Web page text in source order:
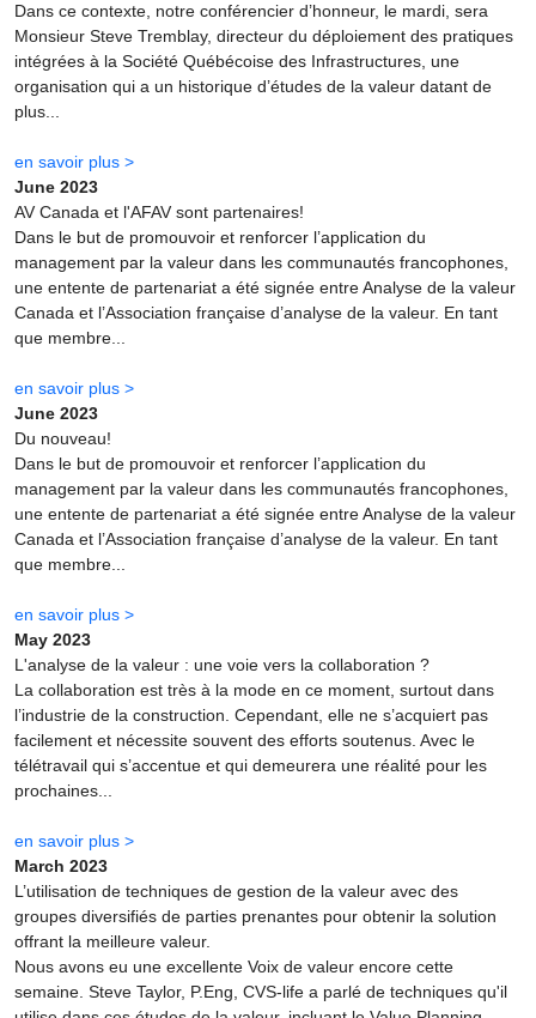
Dans ce contexte, notre conférencier d’honneur, le mardi, sera
Monsieur Steve Tremblay, directeur du déploiement des pratiques
intégrées à la Société Québécoise des Infrastructures, une
organisation qui a un historique d’études de la valeur datant de
plus...
en savoir plus >
June 2023
AV Canada et l'AFAV sont partenaires!
Dans le but de promouvoir et renforcer l’application du
management par la valeur dans les communautés francophones,
une entente de partenariat a été signée entre Analyse de la valeur
Canada et l’Association française d’analyse de la valeur. En tant
que membre...
en savoir plus >
June 2023
Du nouveau!
Dans le but de promouvoir et renforcer l’application du
management par la valeur dans les communautés francophones,
une entente de partenariat a été signée entre Analyse de la valeur
Canada et l’Association française d’analyse de la valeur. En tant
que membre...
en savoir plus >
May 2023
L'analyse de la valeur : une voie vers la collaboration ?
La collaboration est très à la mode en ce moment, surtout dans
l’industrie de la construction. Cependant, elle ne s’acquiert pas
facilement et nécessite souvent des efforts soutenus. Avec le
télétravail qui s’accentue et qui demeurera une réalité pour les
prochaines...
en savoir plus >
March 2023
L’utilisation de techniques de gestion de la valeur avec des
groupes diversifiés de parties prenantes pour obtenir la solution
offrant la meilleure valeur.
Nous avons eu une excellente Voix de valeur encore cette
semaine. Steve Taylor, P.Eng, CVS-life a parlé de techniques qu'il